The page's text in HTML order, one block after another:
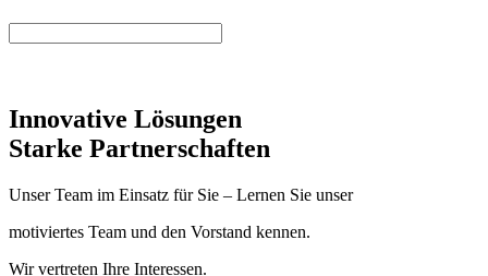
Innovative Lösungen
Starke Partnerschaften
Unser Team im Einsatz für Sie – Lernen Sie unser
motiviertes Team und den Vorstand kennen.
Wir vertreten Ihre Interessen.